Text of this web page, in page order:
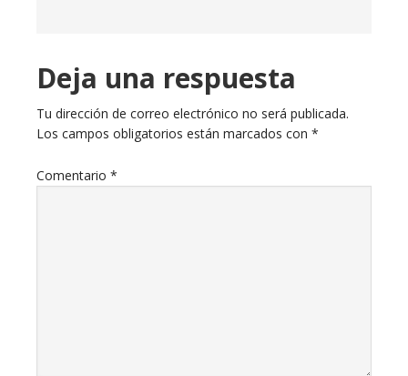
Reader
Interactions
Deja una respuesta
Tu dirección de correo electrónico no será publicada.
Los campos obligatorios están marcados con *
Comentario *